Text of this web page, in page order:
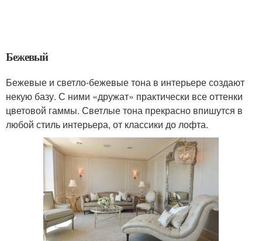
Бежевый
Бежевые и светло-бежевые тона в интерьере создают
некую базу. С ними «дружат» практически все оттенки
цветовой гаммы. Светлые тона прекрасно впишутся в
любой стиль интерьера, от классики до лофта.